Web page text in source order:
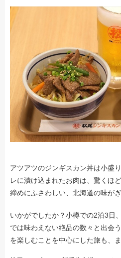
アツアツのジンギスカン丼は小盛
レに漬け込まれたお肉は、驚くほ
締めにふさわしい、北海道の味が
いかがでしたか？小樽での2泊3日
では味わえない絶品の数々と出会
を楽しむことを中心にした旅も、